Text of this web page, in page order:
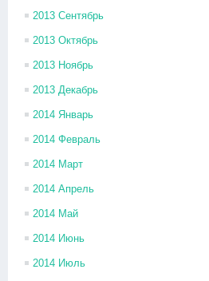
2013 Сентябрь
2013 Октябрь
2013 Ноябрь
2013 Декабрь
2014 Январь
2014 Февраль
2014 Март
2014 Апрель
2014 Май
2014 Июнь
2014 Июль